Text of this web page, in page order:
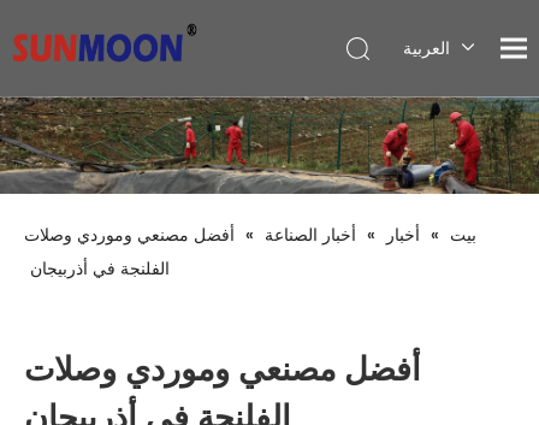
العربية
Pусский
Español
بيت » أخبار » أخبار الصناعة » أفضل مصنعي وموردي وصلات
الفلنجة في أذربيجان
أفضل مصنعي وموردي وصلات